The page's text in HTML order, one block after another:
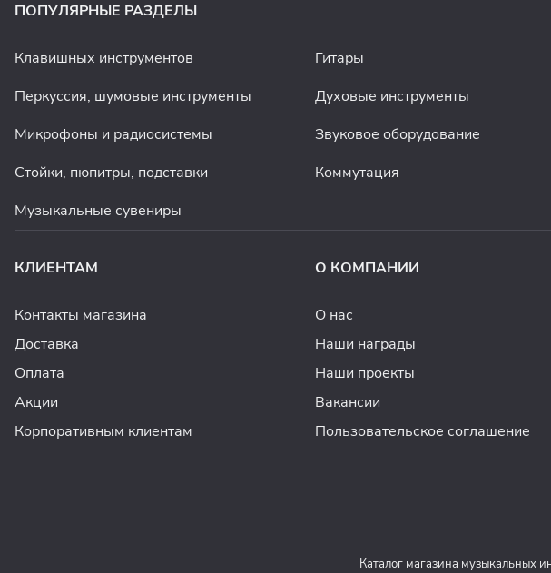
ПОПУЛЯРНЫЕ РАЗДЕЛЫ
Клавишных инструментов Гитары
Перкуссия, шумовые инструменты
Духовые инструменты
Микрофоны и радиосистемы
Звуковое оборудование
Стойки, пюпитры, подставки
Коммутация
Музыкальные сувениры
КЛИЕНТАМ
Контакты магазина
Доставка
Оплата
Акции
Корпоративным клиентам
О КОМПАНИИ
О нас
Наши награды
Наши проекты
Вакансии
Пользовательское соглашение
Каталог магазина музыкальных